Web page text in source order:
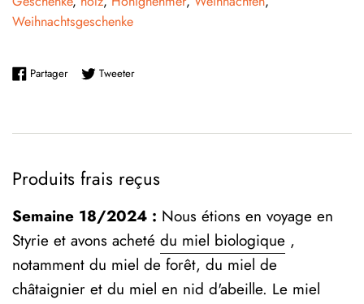
Weihnachtsgeschenke
PartagerPartager sur Facebook
TweeterTweeter sur Twitter
Produits frais reçus
Semaine 18/2024 : Nous étions en voyage en
Styrie et avons acheté du miel biologique ,
notamment du miel de forêt, du miel de
châtaignier et du miel en nid d'abeille. Le miel